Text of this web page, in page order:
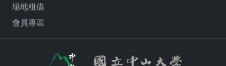
場地租借
會員專區